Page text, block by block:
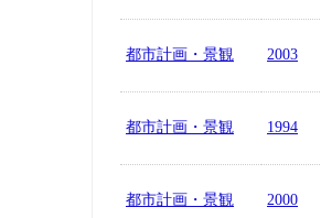
都市計画・景観 2003
都市計画・景観 1994
都市計画・景観 2000